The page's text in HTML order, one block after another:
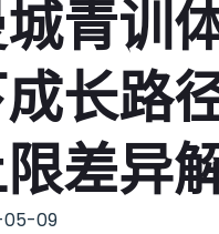
青训
长路
差异
09